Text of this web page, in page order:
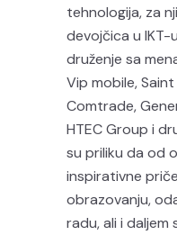
tehnologija, za
devojčica u IKT-
druženje sa
Vip mobile,
Comtrade,
HTEC Group i
su priliku da od
inspirativne
obrazovanju,
radu, ali i daljem